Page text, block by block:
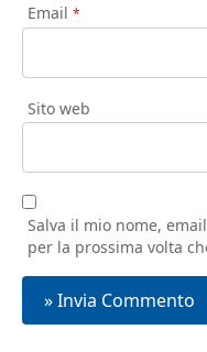
Email *
Sito web
Salva il mio nome,
per la prossima volta